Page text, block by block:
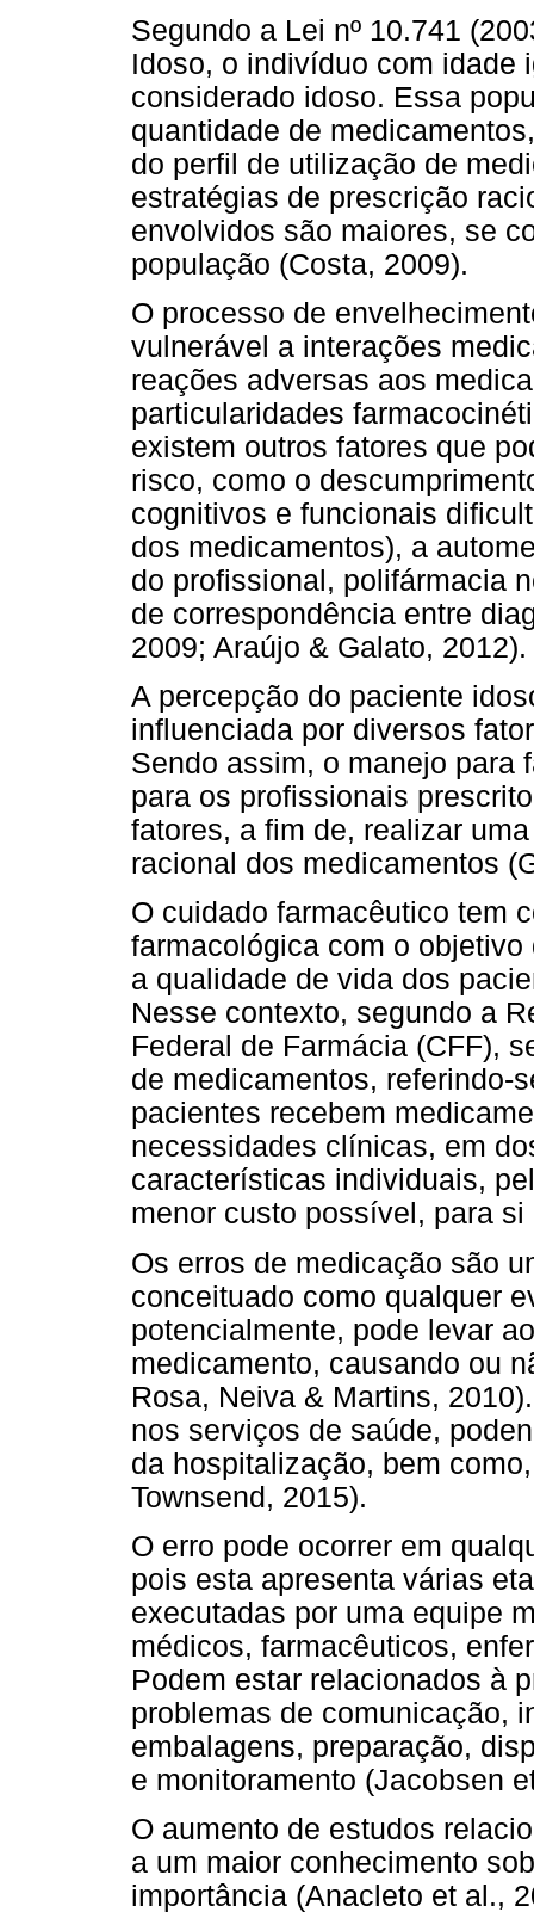
Segundo a Lei nº 10.741
Idoso, o indivíduo com idade
considerado idoso. Essa
quantidade de
do perfil de utilização de
estratégias de prescrição
envolvidos são maiores, se
população (Costa, 2009).
O processo de
vulnerável a interações
reações adversas aos
particularidades
existem outros fatores que
risco, como o
cognitivos e funcionais
dos medicamentos), a
do profissional, polifármacia
de correspondência entre
2009; Araújo & Galato, 2012).
A percepção do paciente
influenciada por diversos
Sendo assim, o manejo para
para os profissionais
fatores, a fim de, realizar
racional dos medicamentos
O cuidado farmacêutico tem
farmacológica com o
a qualidade de vida dos
Nesse contexto, segundo a
Federal de Farmácia (CFF),
de medicamentos, referindo-
pacientes recebem
necessidades clínicas, em
características individuais,
menor custo possível, para
Os erros de medicação são
conceituado como qualquer
potencialmente, pode levar
medicamento, causando ou
Rosa, Neiva & Martins,
nos serviços de saúde,
da hospitalização, bem
Townsend, 2015).
O erro pode ocorrer em
pois esta apresenta várias
executadas por uma equipe
médicos, farmacêuticos,
Podem estar relacionados à
problemas de comunicação,
embalagens, preparação,
e monitoramento (Jacobsen
O aumento de estudos
a um maior conhecimento
importância (Anacleto et al.,